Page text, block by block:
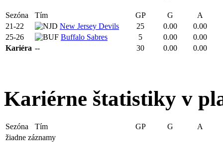
Sezóna Tím GP G
A
21-22
New Jersey Devils 25 0.00
0.00
25-26
Buffalo Sabres 5 0.00
0.00
Kariéra -- 30 0.00 0.00
Kariérne štatistiky v
Sezóna Tím GP G
A
žiadne záznamy